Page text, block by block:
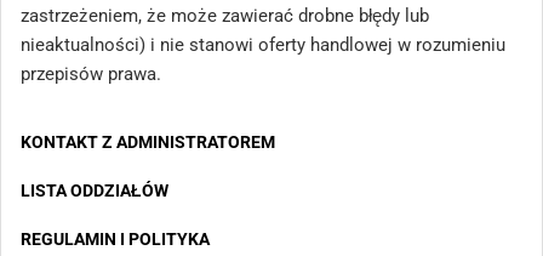
zastrzeżeniem, że może zawierać drobne błędy lub
nieaktualności) i nie stanowi oferty handlowej w rozumieniu
przepisów prawa.
KONTAKT Z ADMINISTRATOREM
LISTA ODDZIAŁÓW
REGULAMIN I POLITYKA